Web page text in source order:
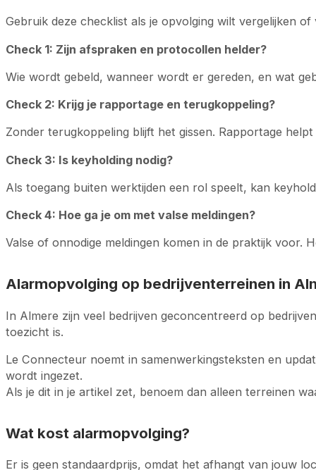
Gebruik deze checklist als je opvolging wilt vergelijken of
Check 1: Zijn afspraken en protocollen helder?
Wie wordt gebeld, wanneer wordt er gereden, en wat
Check 2: Krijg je rapportage en terugkoppeling?
Zonder terugkoppeling blijft het gissen. Rapportage
Check 3: Is keyholding nodig?
Als toegang buiten werktijden een rol speelt, kan
Check 4: Hoe ga je om met valse meldingen?
Valse of onnodige meldingen komen in de praktijk
Alarmopvolging op bedrijventerreinen in
In Almere zijn veel bedrijven geconcentreerd op
toezicht is.
Le Connecteur noemt in samenwerkingsteksten en
wordt ingezet.
Als je dit in je artikel zet, benoem dan alleen terreinen
Wat kost alarmopvolging?
Er is geen standaardprijs, omdat het afhangt van jouw